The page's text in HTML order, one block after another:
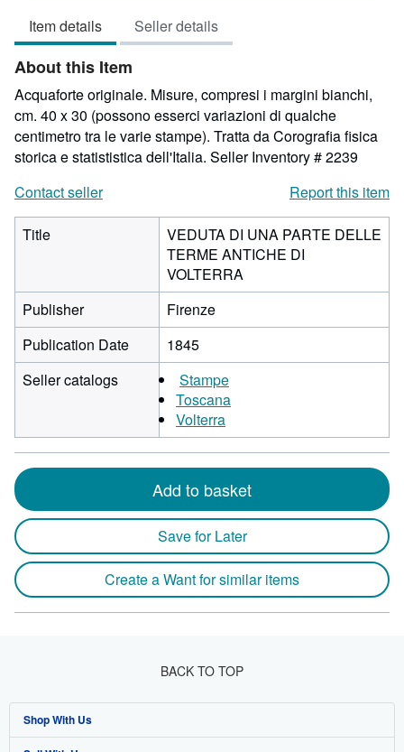
5
stars
Item details Seller details
About this Item
Acquaforte originale. Misure, compresi i margini bianchi,
cm. 40 x 30 (possono esserci variazioni di qualche
centimetro tra le varie stampe). Tratta da Corografia fisica
storica e statististica dell'Italia. Seller Inventory # 2239
Contact seller
Report this item
Title
VEDUTA DI UNA PARTE DELLE
TERME ANTICHE DI
VOLTERRA
Publisher
Firenze
Publication Date
1845
Seller catalogs
Stampe
Toscana
Volterra
Add to basket
Save for Later
Create a Want for similar items
BACK TO TOP
Shop With Us